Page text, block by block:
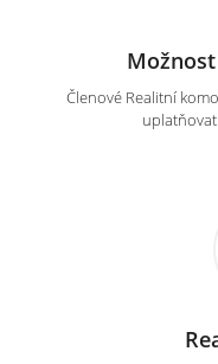
Členové Realitní